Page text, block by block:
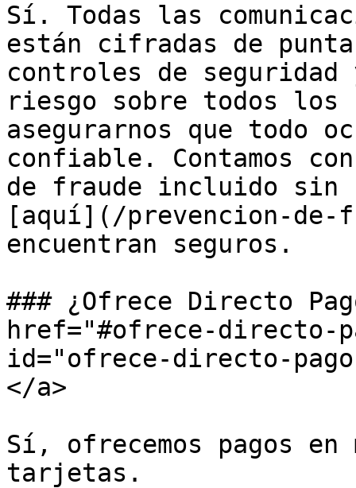
Sí. Todas las
están cifradas de
controles de
riesgo sobre todos los
asegurarnos que todo
confiable. Contamos
de fraude incluido sin
[aquí](/prevencion-de-
encuentran seguros.
### ¿Ofrece Directo
href="#ofrece-directo-
id="ofrece-directo-
</a>
Sí, ofrecemos pagos en
tarjetas.